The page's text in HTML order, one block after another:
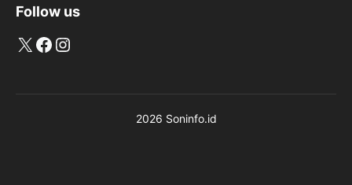
Follow us
X Facebook
Instagram
2026 Soninfo.id